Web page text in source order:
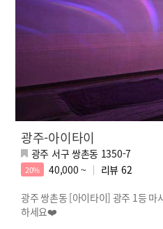
광주-아이타이
광주 서구 쌍촌동 1350-7
20% 40,000 ~ 리뷰 62
광주 쌍촌동 [아이타이] 광주 1등
하세요❤️